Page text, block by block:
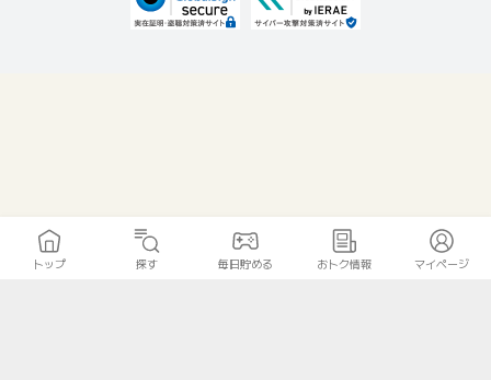
トップ 探す 毎日貯める おトク情報 マイページ